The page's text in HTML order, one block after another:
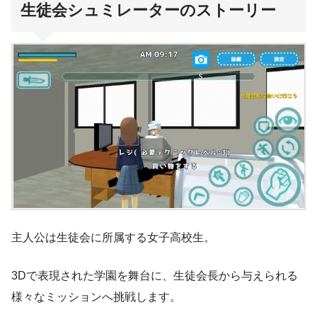
生徒会シュミレーターのストーリー
主人公は生徒会に所属する女子高校生。
3Dで表現された学園を舞台に、生徒会長から与えられる
様々なミッションへ挑戦します。